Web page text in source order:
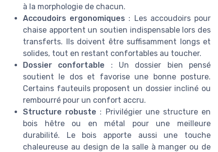
à la morphologie de chacun.
Accoudoirs ergonomiques : Les accoudoirs pour
chaise apportent un soutien indispensable lors des
transferts. Ils doivent être suffisamment longs et
solides, tout en restant confortables au toucher.
Dossier confortable : Un dossier bien pensé
soutient le dos et favorise une bonne posture.
Certains fauteuils proposent un dossier incliné ou
rembourré pour un confort accru.
Structure robuste : Privilégier une structure en
bois hêtre ou en métal pour une meilleure
durabilité. Le bois apporte aussi une touche
chaleureuse au design de la salle à manger ou de